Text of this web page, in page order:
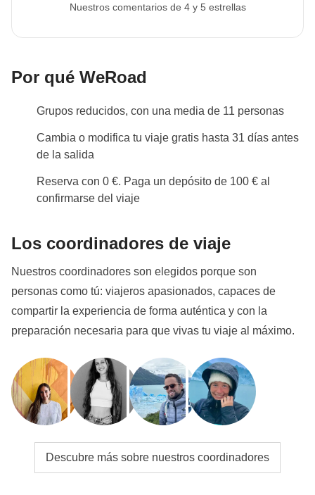
Nuestros comentarios de 4 y 5 estrellas
Por qué WeRoad
Grupos reducidos, con una media de 11 personas
Cambia o modifica tu viaje gratis hasta 31 días antes
de la salida
Reserva con 0 €. Paga un depósito de 100 € al
confirmarse del viaje
Los coordinadores de viaje
Nuestros coordinadores son elegidos porque son
personas como tú: viajeros apasionados, capaces de
compartir la experiencia de forma auténtica y con la
preparación necesaria para que vivas tu viaje al máximo.
Descubre más sobre nuestros coordinadores